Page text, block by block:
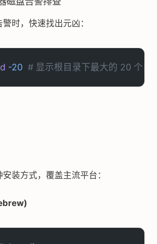
时，快速找出元凶：
-20
# 显示根目录下最大的 20 个目
装方式，覆盖主流平台：